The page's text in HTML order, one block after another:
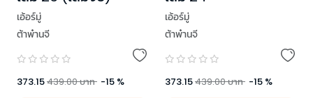
เอ้อร์มู่
ต้าพ๋านจี
373.15439.00บาท -15 %
เอ้อร์มู่
ต้าพ๋านจี
373.15439.00บาท -15 %